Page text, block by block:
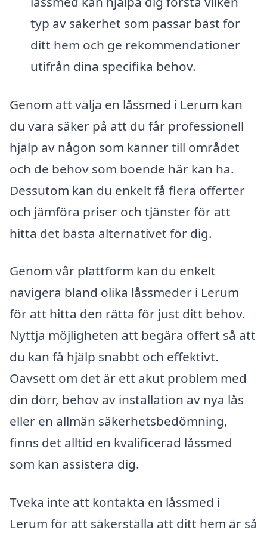
typ av säkerhet som passar bäst för
ditt hem och ge rekommendationer
utifrån dina specifika behov.
Genom att välja en låssmed i Lerum kan
du vara säker på att du får professionell
hjälp av någon som känner till området
och de behov som boende här kan ha.
Dessutom kan du enkelt få flera offerter
och jämföra priser och tjänster för att
hitta det bästa alternativet för dig.
Genom vår plattform kan du enkelt
navigera bland olika låssmeder i Lerum
för att hitta den rätta för just ditt behov.
Nyttja möjligheten att begära offert så att
du kan få hjälp snabbt och effektivt.
Oavsett om det är ett akut problem med
din dörr, behov av installation av nya lås
eller en allmän säkerhetsbedömning,
finns det alltid en kvalificerad låssmed
som kan assistera dig.
Tveka inte att kontakta en låssmed i
Lerum för att säkerställa att ditt hem är så